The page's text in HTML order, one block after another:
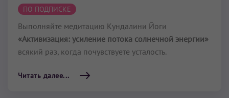
ПО ПОДПИСКЕ
Выполняйте медитацию Кундалини Йоги
«Активизация: усиление потока солнечной энергии»
всякий раз, когда почувствуете усталость.
Читать далее...